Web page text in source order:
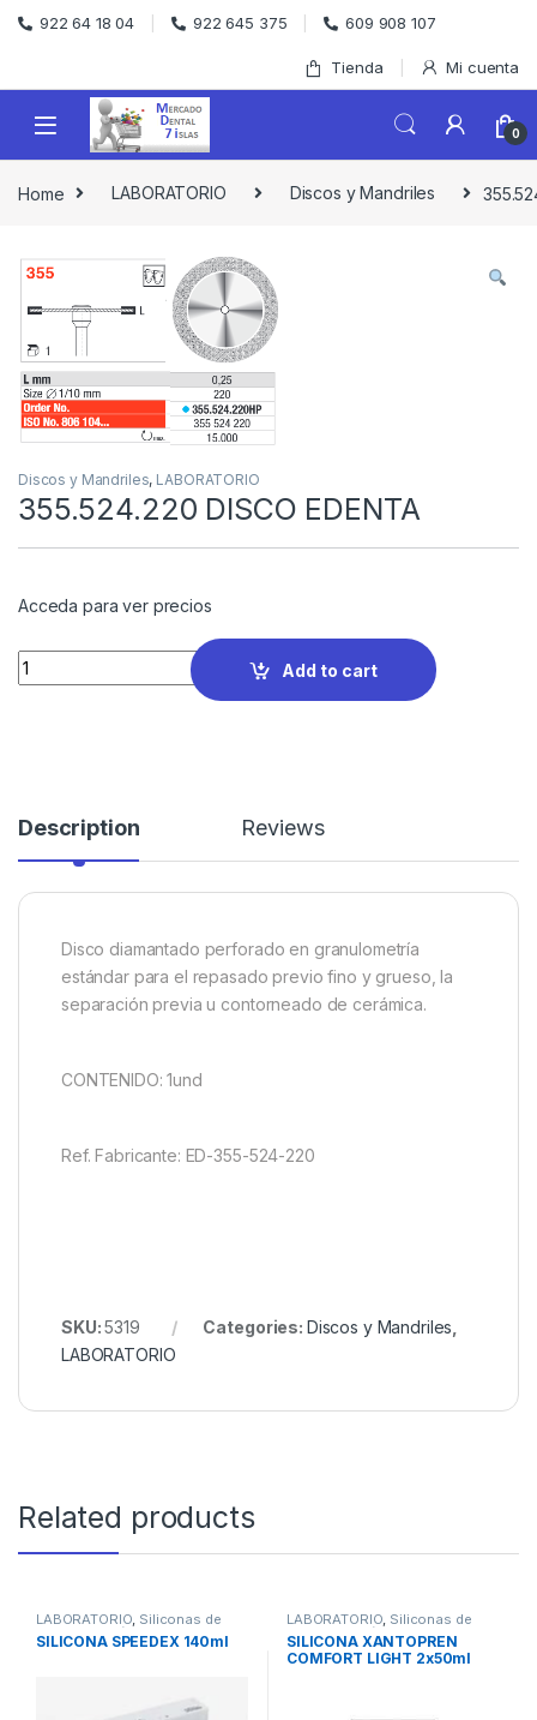
Skip to navigation
Skip to content
922 64 18 04 922 645 375 609 908 107
Tienda Mi cuenta
0
Home LABORATORIO Discos y Mandriles
Discos y Mandriles, LABORATORIO
355.524.220 DISCO EDENTA
Acceda para ver precios
Quantity
Add to cart
Description Reviews
Disco diamantado perforado en granulometría
estándar para el repasado previo fino y grueso, la
separación previa u contorneado de cerámica.
CONTENIDO: 1und
Ref. Fabricante: ED-355-524-220
SKU:5319 Categories: Discos y Mandriles
LABORATORIO
Related products
LABORATORIO Siliconas de
Condensación de Laboratorio
SILICONA SPEEDEX 140ml
LABORATORIO Siliconas de
Condensación de Laboratorio
SILICONA XANTOPREN
COMFORT LIGHT 2x50ml